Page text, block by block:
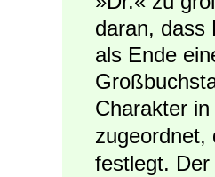
daran, dass
als Ende
Charakter
zugeordnet,
festlegt.